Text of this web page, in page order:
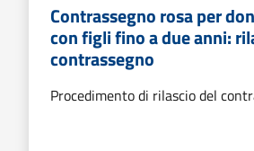
Contrassegno rosa per
con figli fino a due anni:
contrassegno
Procedimento di rilascio del